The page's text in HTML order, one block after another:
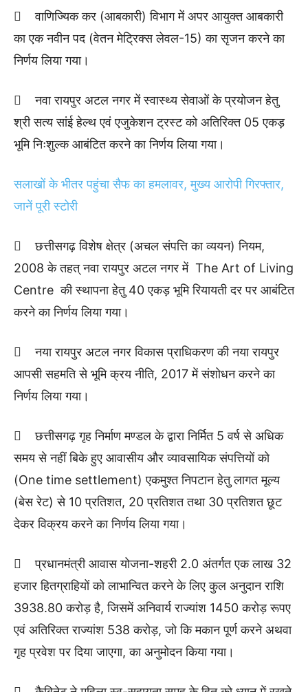
 वाणिज्यिक कर (आबकारी) विभाग में अपर आयुक्त आबकारी
का एक नवीन पद (वेतन मेट्रिक्स लेवल-15) का सृजन करने का
निर्णय लिया गया।
 नवा रायपुर अटल नगर में स्वास्थ्य सेवाओं के प्रयोजन हेतु
श्री सत्य सांई हेल्थ एवं एजुकेशन ट्रस्ट को अतिरिक्त 05 एकड़
भूमि निःशुल्क आबंटित करने का निर्णय लिया गया।
सलाखों के भीतर पहुंचा सैफ का हमलावर, मुख्य आरोपी गिरफ्तार,
जानें पूरी स्टोरी
 छत्तीसगढ़ विशेष क्षेत्र (अचल संपत्ति का व्ययन) नियम,
2008 के तहत् नवा रायपुर अटल नगर में The Art of Living
Centre की स्थापना हेतु 40 एकड़ भूमि रियायती दर पर आबंटित
करने का निर्णय लिया गया।
 नया रायपुर अटल नगर विकास प्राधिकरण की नया रायपुर
आपसी सहमति से भूमि क्रय नीति, 2017 में संशोधन करने का
निर्णय लिया गया।
 छत्तीसगढ़ गृह निर्माण मण्डल के द्वारा निर्मित 5 वर्ष से अधिक
समय से नहीं बिके हुए आवासीय और व्यावसायिक संपत्तियों को
(One time settlement) एकमुश्त निपटान हेतु लागत मूल्य
(बेस रेट) से 10 प्रतिशत, 20 प्रतिशत तथा 30 प्रतिशत छूट
देकर विक्रय करने का निर्णय लिया गया।
 प्रधानमंत्री आवास योजना-शहरी 2.0 अंतर्गत एक लाख 32
हजार हितग्राहियों को लाभान्वित करने के लिए कुल अनुदान राशि
3938.80 करोड़ है, जिसमें अनिवार्य राज्यांश 1450 करोड़ रूपए
एवं अतिरिक्त राज्यांश 538 करोड़, जो कि मकान पूर्ण करने अथवा
गृह प्रवेश पर दिया जाएगा, का अनुमोदन किया गया।